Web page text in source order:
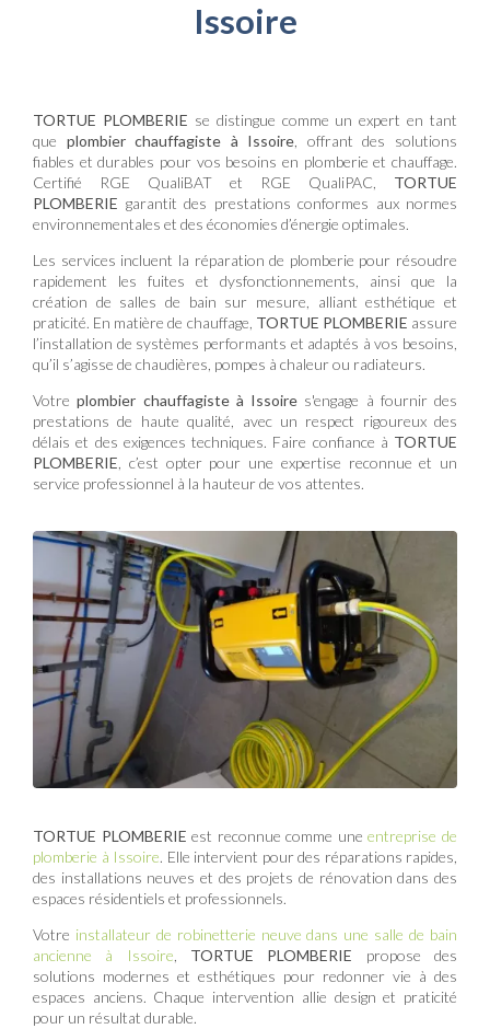
Issoire
TORTUE PLOMBERIE se distingue comme un expert en tant
que plombier chauffagiste à Issoire , offrant des solutions
fiables et durables pour vos besoins en plomberie et chauffage.
Certifié RGE QualiBAT et RGE QualiPAC, TORTUE
PLOMBERIE garantit des prestations conformes aux normes
environnementales et des économies d’énergie optimales.
Les services incluent la réparation de plomberie pour résoudre
rapidement les fuites et dysfonctionnements, ainsi que la
création de salles de bain sur mesure, alliant esthétique et
praticité. En matière de chauffage, TORTUE PLOMBERIE assure
l’installation de systèmes performants et adaptés à vos besoins,
qu’il s’agisse de chaudières, pompes à chaleur ou radiateurs.
Votreplombier chauffagiste à Issoire s'engage à fournir des
prestations de haute qualité, avec un respect rigoureux des
délais et des exigences techniques. Faire confiance à TORTUE
PLOMBERIE , c’est opter pour une expertise reconnue et un
service professionnel à la hauteur de vos attentes.
TORTUE PLOMBERIE est reconnue comme uneentreprise de
plomberie à Issoire. Elle intervient pour des réparations rapides,
des installations neuves et des projets de rénovation dans des
espaces résidentiels et professionnels.
Votre installateur de robinetterie neuve dans une salle de bain
ancienne à Issoire
TORTUE PLOMBERIE propose des
solutions modernes et esthétiques pour redonner vie à des
espaces anciens. Chaque intervention allie design et praticité
pour un résultat durable.